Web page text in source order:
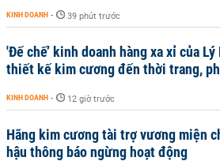
KINH DOANH - 39 phút trước
'Đế chế’ kinh doanh hàng xa xỉ của
thiết kế kim cương đến thời trang,
KINH DOANH - 12 giờ trước
Hãng kim cương tài trợ vương miện
hậu thông báo ngừng hoạt động